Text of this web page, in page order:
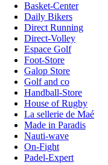
Basket-Center
Daily Bikers
Direct Running
Direct-Volley
Espace Golf
Foot-Store
Galop Store
Golf and co
Handball-Store
House of Rugby
La sellerie de Maé
Made in Paradis
Nauti-wave
On-Fight
Padel-Expert